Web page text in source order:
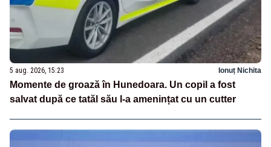
5 aug. 2026, 15:23 Ionuț Nichita
Momente de groază în Hunedoara. Un copil a fost
salvat după ce tatăl său l-a amenințat cu un cutter